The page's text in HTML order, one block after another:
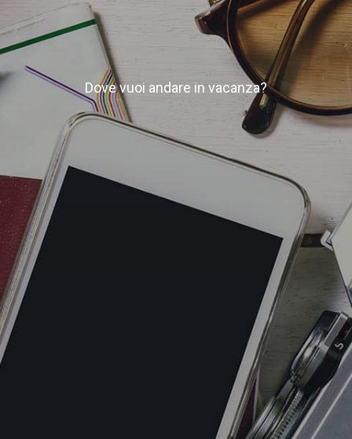
Dove vuoi andare in vacanza?